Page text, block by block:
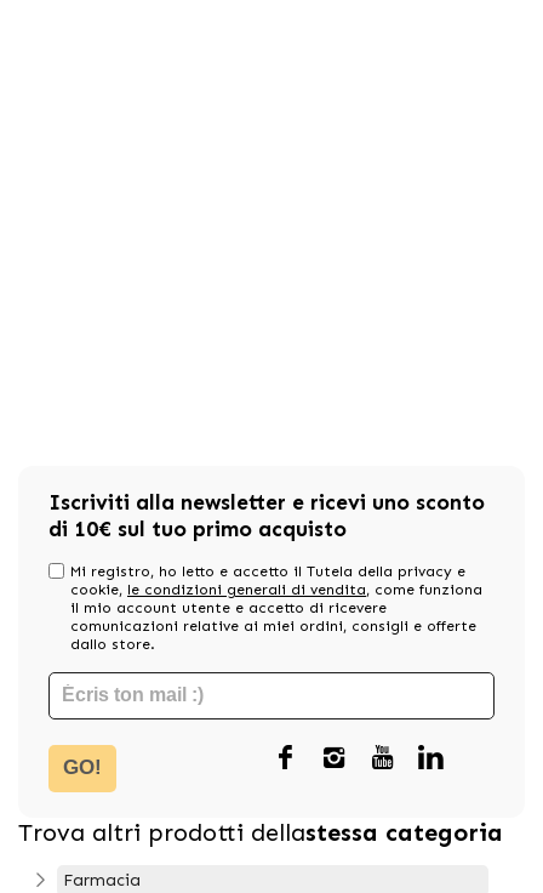
Iscriviti alla newsletter e ricevi uno sconto
di 10€ sul tuo primo acquisto
Mi registro, ho letto e accetto il Tutela della privacy e
cookie, le condizioni generali di vendita, come funziona
il mio account utente e accetto di ricevere
comunicazioni relative ai miei ordini, consigli e offerte
dallo store.
GO!
Trova altri prodotti dellastessa categoria
Farmacia